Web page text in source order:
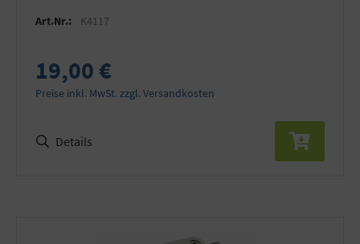
Art.Nr.: K4117
19,00 €
Preise inkl. MwSt. zzgl. Versandkosten
Details